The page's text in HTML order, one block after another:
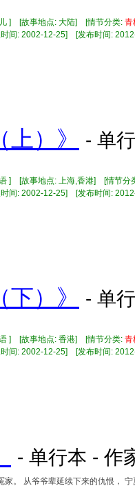
] [故事地点: 大陆] [情节分类: 青
间: 2002-12-25] [发布时间:
）》 - 单
语 ] [故事地点: 上海,香港] [情节分
间: 2002-12-25] [发布时间:
）》 - 单
] [故事地点: 香港] [情节分类: 青
间: 2002-12-25] [发布时间:
- 单行本 - 作
家。 从爷爷辈延续下来的仇恨，